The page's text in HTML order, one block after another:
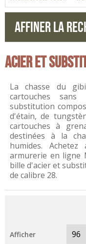
Affiner la
ACIER ET
La chasse du
cartouches
substitution
d'étain, de
cartouches à
destinées à la
humides.
armurerie en ligne
bille d'acier et
de calibre 28.
Afficher